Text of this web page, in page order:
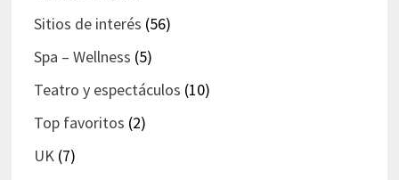
Sitios de interés (56)
Spa – Wellness (5)
Teatro y espectáculos (10)
Top favoritos (2)
UK(7)